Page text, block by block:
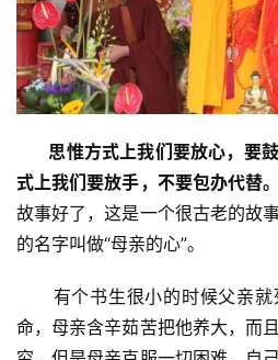
思惟方式上我们要放心，要鼓
式上我们要放手，不要包办代替。
故事好了，这是一个很古老的故
的名字叫做“母亲的心”。
有个书生很小的时候父亲就
命，母亲含辛茹苦把他养大，而